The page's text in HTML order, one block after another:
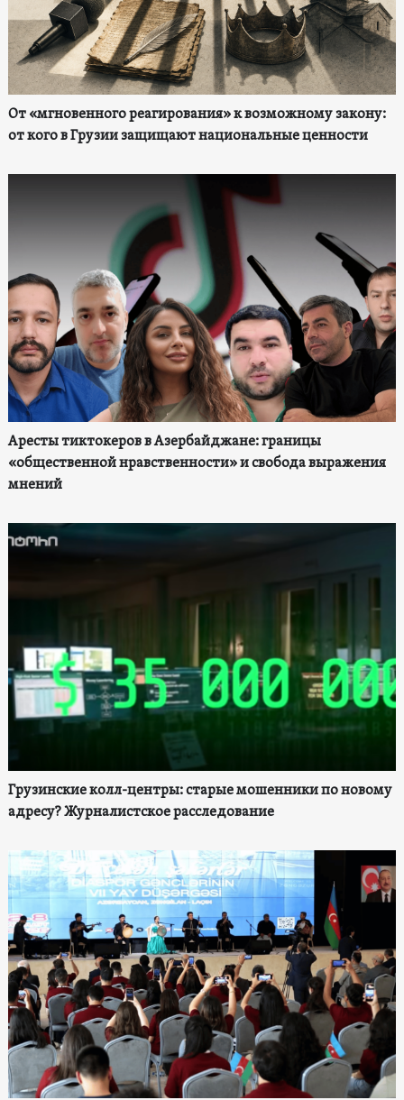
От «мгновенного реагирования» к возможному закону:
от кого в Грузии защищают национальные ценности
Аресты тиктокеров в Азербайджане: границы
«общественной нравственности» и свобода выражения
мнений
Грузинские колл-центры: старые мошенники по новому
адресу? Журналистское расследование